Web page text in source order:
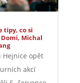
tipy, co si
Michal
Hejnice opět
akcí